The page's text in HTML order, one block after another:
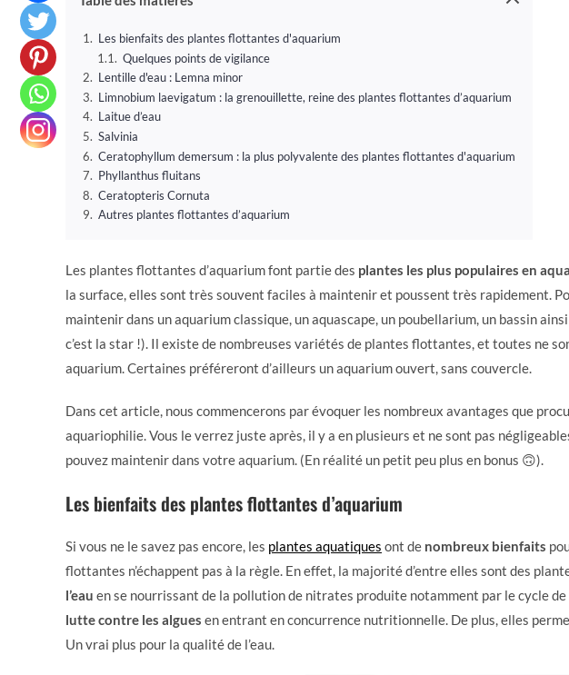
Les bienfaits des plantes flottantes d'aquarium
Quelques points de vigilance
Lentille d'eau : Lemna minor
Limnobium laevigatum : la grenouillette, reine des plantes flottantes d’aquarium
Laitue d’eau
Salvinia
Ceratophyllum demersum : la plus polyvalente des plantes flottantes d'aquarium
Phyllanthus fluitans
Ceratopteris Cornuta
Autres plantes flottantes d’aquarium
Les plantes flottantes d’aquarium font partie des plantes les plus populaires en
la surface, elles sont très souvent faciles à maintenir et poussent très rapidement.
maintenir dans un aquarium classique, un aquascape, un poubellarium, un bassin
c’est la star !). Il existe de nombreuses variétés de plantes flottantes, et toutes ne
aquarium. Certaines préféreront d’ailleurs un aquarium ouvert, sans couvercle.
Dans cet article, nous commencerons par évoquer les nombreux avantages que
aquariophilie. Vous le verrez juste après, il y a en plusieurs et ne sont pas
pouvez maintenir dans votre aquarium. (En réalité un petit peu plus en bonus 🙃).
Les bienfaits des plantes flottantes d’aquarium
Si vous ne le savez pas encore, les plantes aquatiques ont de nombreux bienfaits
flottantes n’échappent pas à la règle. En effet, la majorité d’entre elles sont des
l’eau en se nourrissant de la pollution de nitrates produite notamment par le cycle
lutte contre les algues en entrant en concurrence nutritionnelle. De plus, elles
Un vrai plus pour la qualité de l’eau.